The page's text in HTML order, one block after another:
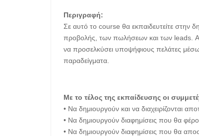
Περιγραφή:
Σε αυτό το course θα εκπαιδευτείτε στην
προβολής, των πωλήσεων και των leads.
να προσελκύσει υποψήφιους πελάτες μέσω
παραδείγματα.
Με το τέλος της εκπαίδευσης οι
• Να δημιουργούν και να διαχειρίζονται
• Να δημιουργούν διαφημίσεις που θα
• Να δημιουργούν διαφημίσεις που θα